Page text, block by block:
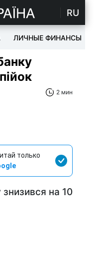
RU
ЛИЧНЫЕ ФИНАНСЫ
2 мин
только
на 10